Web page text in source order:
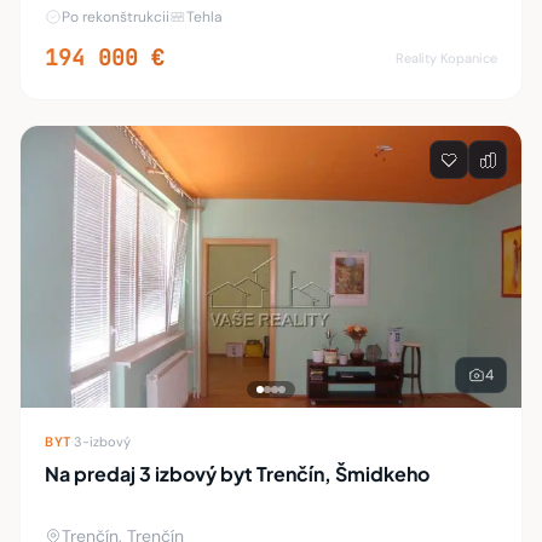
je dnes na trhu vzácnosťou. Ponúkame na predaj
Po rekonštrukcii Tehla
194 000 € Reality Kopanice
4
BYT·3-izbový
Na predaj 3 izbový byt Trenčín, Šmidkeho
Trenčín, Trenčín